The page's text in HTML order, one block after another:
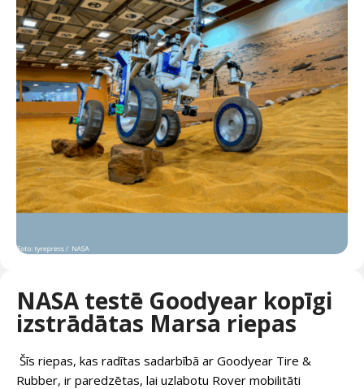
NASA testē Goodyear kopīgi
izstrādātas Marsa riepas
Šīs riepas, kas radītas sadarbībā ar Goodyear Tire &
Rubber, ir paredzētas, lai uzlabotu Rover mobilitāti